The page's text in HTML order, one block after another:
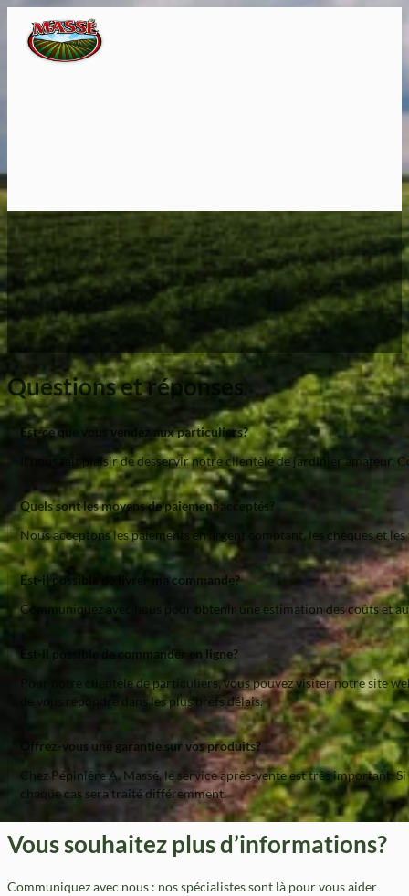
Questions et réponses
Est-ce que vous vendez aux particuliers?
Il nous fait plaisir de desservir notre clientèle de jardinier amateur.
Quels sont les moyens de paiement acceptés?
Nous acceptons les paiements en argent comptant, les chèques et
Est-il possible de livrer ma commande?
Communiquez avec nous pour obtenir une estimation des coûts et
Est-il possible de commander en ligne?
Pour notre clientèle de particuliers, vous pouvez visiter notre site
de vous répondre dans les plus brefs délais.
Offrez-vous une garantie sur vos produits?
Chez Pépinière A. Massé, le service après-vente est très important.
chaque cas sera traité différemment.
Vous souhaitez plus d’informations?
Communiquez avec nous : nos spécialistes sont là pour vous aider